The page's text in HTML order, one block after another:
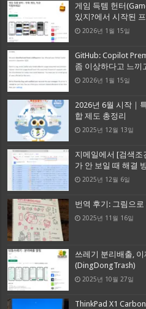
게임 득템 헌터
있지?에서 시작된
2026년 1월 15일
GitHub: Copilot
좀 이상하다고 느끼
2026년 1월 15일
2026년 6월 시작｜
합 제도 총정리
2025년 12월 13일
지메일에서 [검색조
가 안 보일 때 해결
2025년 12월 6일
번역 후기: 그림으
2025년 11월 16일
쓰레기 분리배출,
(DingDongTrash)
2025년 10월 27일
ThinkPad X1